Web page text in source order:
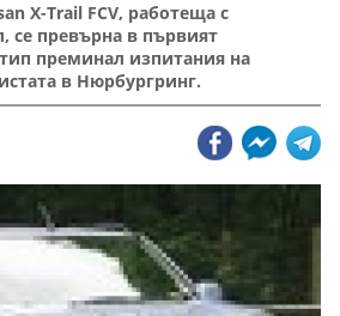
X-Trail FCV, работеща с
се превърна в първият
преминал изпитания на
в Нюрбургринг.